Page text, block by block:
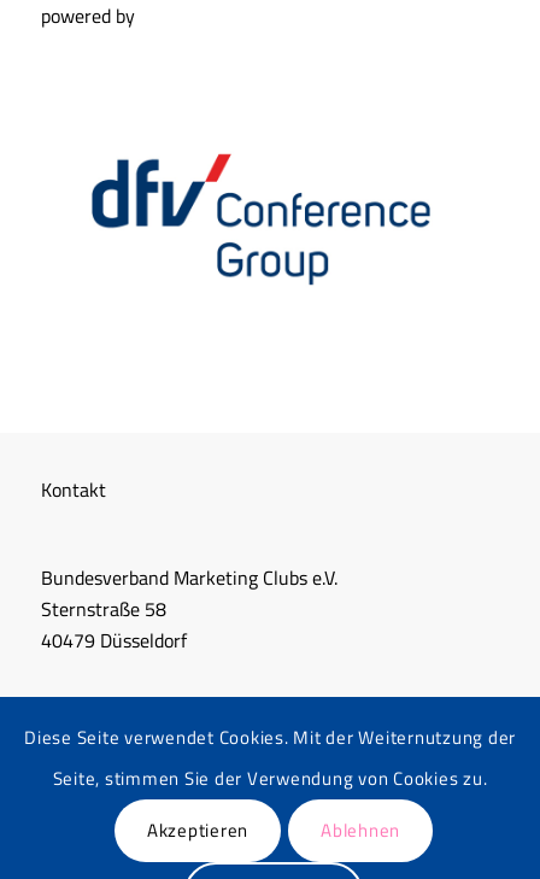
powered by
Kontakt
Bundesverband Marketing Clubs e.V.
Sternstraße 58
40479 Düsseldorf
+49 211 864 06 15
Diese Seite verwendet Cookies. Mit der Weiternutzung der
Seite, stimmen Sie der Verwendung von Cookies zu.
Akzeptieren
Ablehnen